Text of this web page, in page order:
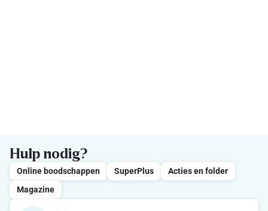
Hulp nodig?
Online boodschappen SuperPlus
Acties en folder
Magazine